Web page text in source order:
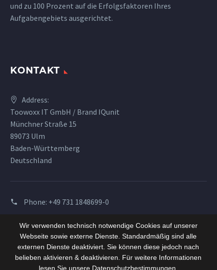
und zu 100 Prozent auf die Erfolgsfaktoren Ihres
Aufgabengebiets ausgerichtet.
KONTAKT
Address:
Toowoxx IT GmbH / Brand IQunit
Münchner Straße 15
89073 Ulm
Baden-Württemberg
Deutschland
Phone: +49 731 1848699-0
Wir verwenden technisch notwendige Cookies auf unserer
Webseite sowie externe Dienste. Standardmäßig sind alle
externen Dienste deaktiviert. Sie können diese jedoch nach
belieben aktivieren & deaktivieren. Für weitere Informationen
lesen Sie unsere Datenschutzbestimmungen.